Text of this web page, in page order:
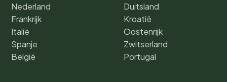
Nederland
Frankrijk
Italië
Spanje
België
Duitsland
Kroatië
Oostenrijk
Zwitserland
Portugal